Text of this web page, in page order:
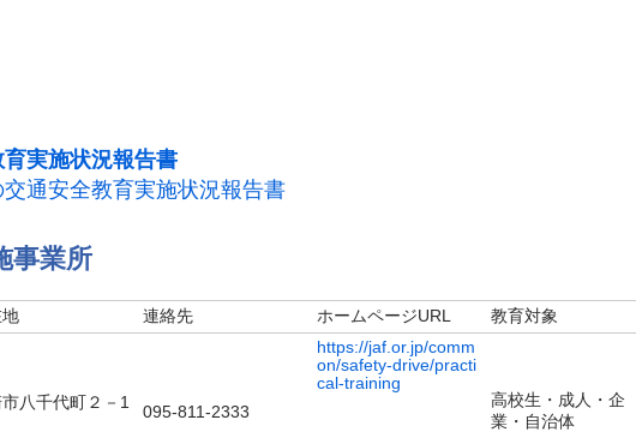
実施状況報告書
通安全教育実施状況報告書
事業所
連絡先 ホームページURL 教育対象
八千代町２－1
095-811-2333
https://jaf.or.jp/comm
on/safety-drive/practi
cal-training
高校生・成人・企
業・自治体